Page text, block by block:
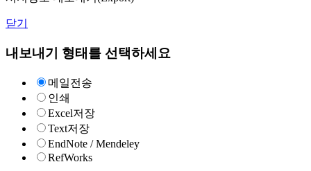
닫기
내보내기 형태를 선택하세요
메일전송
인쇄
Excel저장
Text저장
EndNote / Mendeley
RefWorks